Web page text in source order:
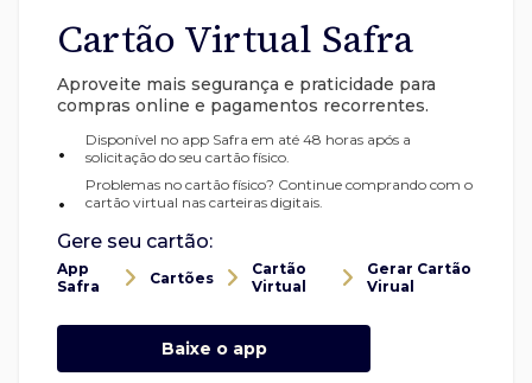
Cartão Virtual Safra
Aproveite mais segurança e praticidade para
compras online e pagamentos recorrentes.
•
Disponível no app Safra em até 48 horas após a
solicitação do seu cartão físico.
•
Problemas no cartão físico? Continue comprando com o
cartão virtual nas carteiras digitais.
Gere seu cartão:
App
Safra
Cartões
Cartão
Virtual
Gerar Cartão
Virual
Baixe o app